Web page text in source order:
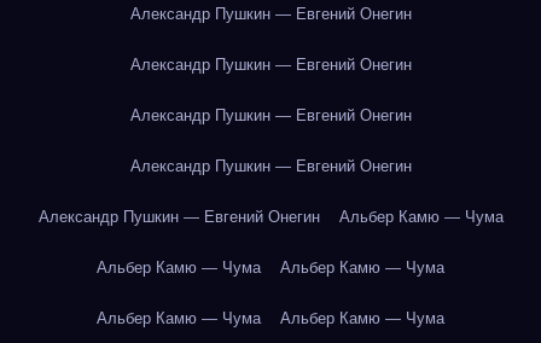
Александр Пушкин — Евгений Онегин
Александр Пушкин — Евгений Онегин
Александр Пушкин — Евгений Онегин
Александр Пушкин — Евгений Онегин
Александр Пушкин — Евгений Онегин Альбер Камю — Чума
Альбер Камю — Чума Альбер Камю — Чума
Альбер Камю — Чума Альбер Камю — Чума